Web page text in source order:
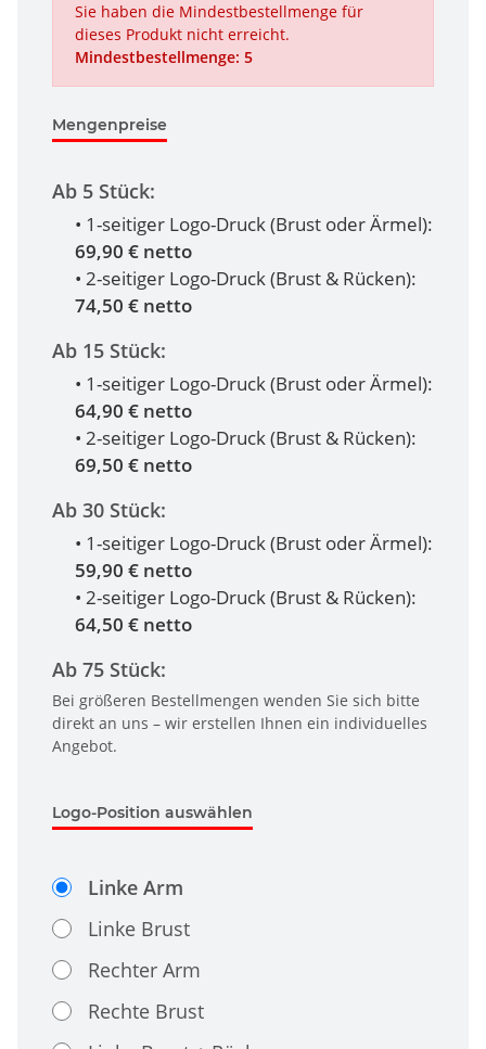
Sie haben die Mindestbestellmenge für
dieses Produkt nicht erreicht.
Mindestbestellmenge: 5
Mengenpreise
Ab 5 Stück:
• 1-seitiger Logo-Druck (Brust oder Ärmel):
69,90 € netto
• 2-seitiger Logo-Druck (Brust & Rücken):
74,50 € netto
Ab 15 Stück:
• 1-seitiger Logo-Druck (Brust oder Ärmel):
64,90 € netto
• 2-seitiger Logo-Druck (Brust & Rücken):
69,50 € netto
Ab 30 Stück:
• 1-seitiger Logo-Druck (Brust oder Ärmel):
59,90 € netto
• 2-seitiger Logo-Druck (Brust & Rücken):
64,50 € netto
Ab 75 Stück:
Bei größeren Bestellmengen wenden Sie sich bitte
direkt an uns – wir erstellen Ihnen ein individuelles
Angebot.
Logo-Position auswählen
Linke Arm
Linke Brust
Rechter Arm
Rechte Brust